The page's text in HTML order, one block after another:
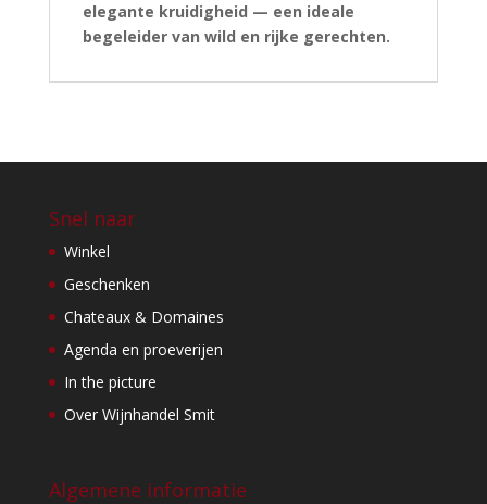
elegante kruidigheid — een ideale
begeleider van wild en rijke gerechten.
Snel naar
Winkel
Geschenken
Chateaux & Domaines
Agenda en proeverijen
In the picture
Over Wijnhandel Smit
Algemene informatie